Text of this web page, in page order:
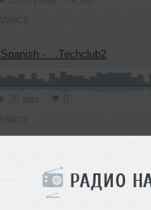
РАДИО
- ...Techclub2
1